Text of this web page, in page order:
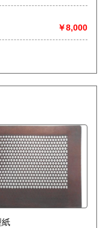
科学、美術工芸、国
趣味、外国書、サブ
献資料・エフェメラ
￥8,000
紙